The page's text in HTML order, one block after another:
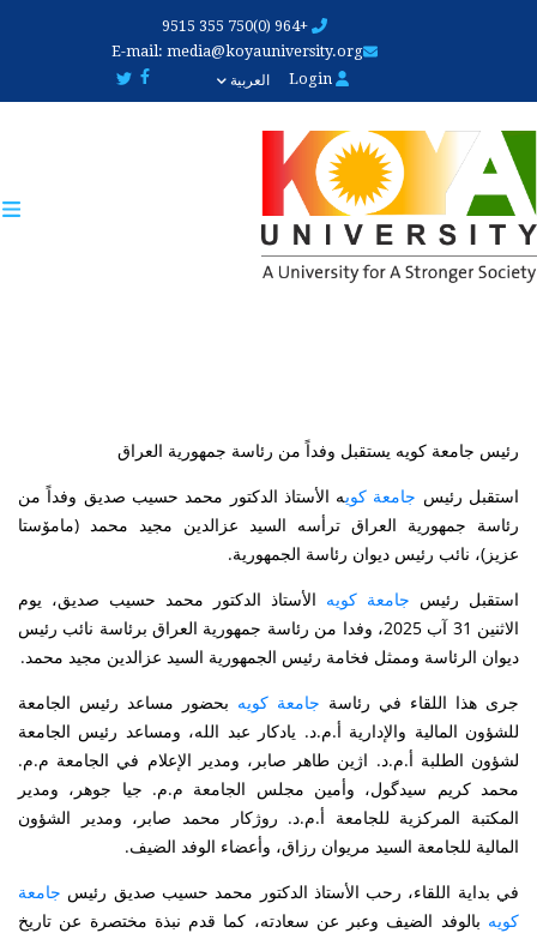
content
+964 (0)750 355 9515
E-mail: media@koyauniversity.org
Login
العربية
رئيس جامعة كويە يستقبل وفداً من رئاسة جمهورية العراق
استقبل رئيس جامعة كويە الأستاذ الدكتور محمد حسيب صديق وفداً من
رئاسة جمهورية العراق ترأسه السید عزالدين مجيد محمد (مامۆستا
عزيز)، نائب رئيس ديوان رئاسة الجمهورية.
استقبل رئيس جامعة كويە
الأستاذ الدكتور محمد حسيب صديق، يوم
الاثنين 31 آب 2025، وفدا من رئاسة جمهوریة العراق برئاسة نائب رئيس
ديوان الرئاسة وممثل فخامة رئيس الجمهورية السید عزالدين مجيد محمد.
جرى هذا اللقاء في رئاسة جامعة كويە بحضور مساعد رئيس الجامعة
للشؤون المالية والإدارية أ.م.د. يادكار عبد الله، ومساعد رئيس الجامعة
لشؤون الطلبة أ.م.د. اژین طاهر صابر، ومدير الإعلام في الجامعة م.م.
محمد كريم سيدگول، وأمين مجلس الجامعة م.م. جيا جوهر، ومدير
المكتبة المركزية للجامعة أ.م.د. روژكار محمد صابر، ومدير الشؤون
المالية للجامعة السید مريوان رزاق، وأعضاء الوفد الضيف.
في بداية اللقاء، رحب الأستاذ الدكتور محمد حسيب صديق رئيس جامعة
كويە بالوفد الضيف وعبر عن سعادته، كما قدم نبذة مختصرة عن تاريخ